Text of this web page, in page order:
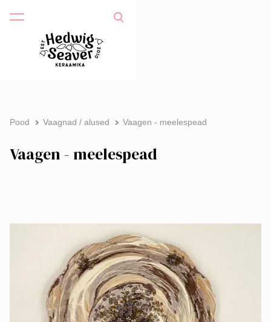
Pood Vaagnad / alused Vaagen - meelespead
Vaagen - meelespead